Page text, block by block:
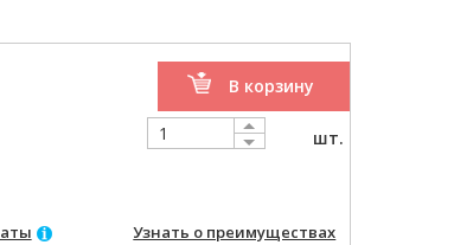
В корзину
шт.
Узнать о преимуществах